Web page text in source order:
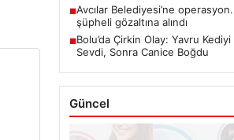
■Avcılar Belediyesi’ne
şüpheli gözaltına alındı
■Bolu’da Çirkin Olay: Yavru Kediyi
Sevdi, Sonra Canice Boğdu
Güncel